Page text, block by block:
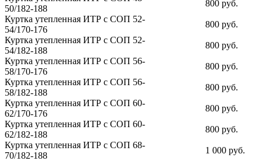
50/182-188
800 руб.
Куртка утепленная ИТР c СОП 52-
54/170-176
800 руб.
Куртка утепленная ИТР c СОП 52-
54/182-188
800 руб.
Куртка утепленная ИТР c СОП 56-
58/170-176
800 руб.
Куртка утепленная ИТР c СОП 56-
58/182-188
800 руб.
Куртка утепленная ИТР c СОП 60-
62/170-176
800 руб.
Куртка утепленная ИТР c СОП 60-
62/182-188
800 руб.
Куртка утепленная ИТР c СОП 68-
70/182-188
1 000 руб.